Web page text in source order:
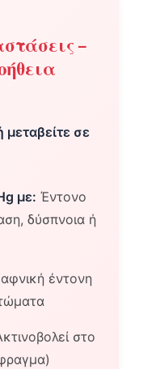
–
σε
με: Έντονο
δύσπνοια ή
έντονη
στο